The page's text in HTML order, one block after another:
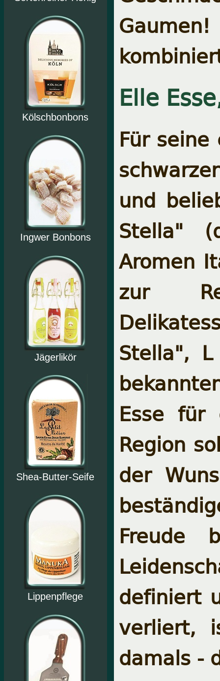
Kölschbonbons
Ingwer Bonbons
Jägerlikör
Shea-Butter-Seife
Lippenpflege
Elle
Für
und
Stella"
Aromen
zur
Stella",
Esse für
Region
der
Freude
definiert
verliert,
damals -